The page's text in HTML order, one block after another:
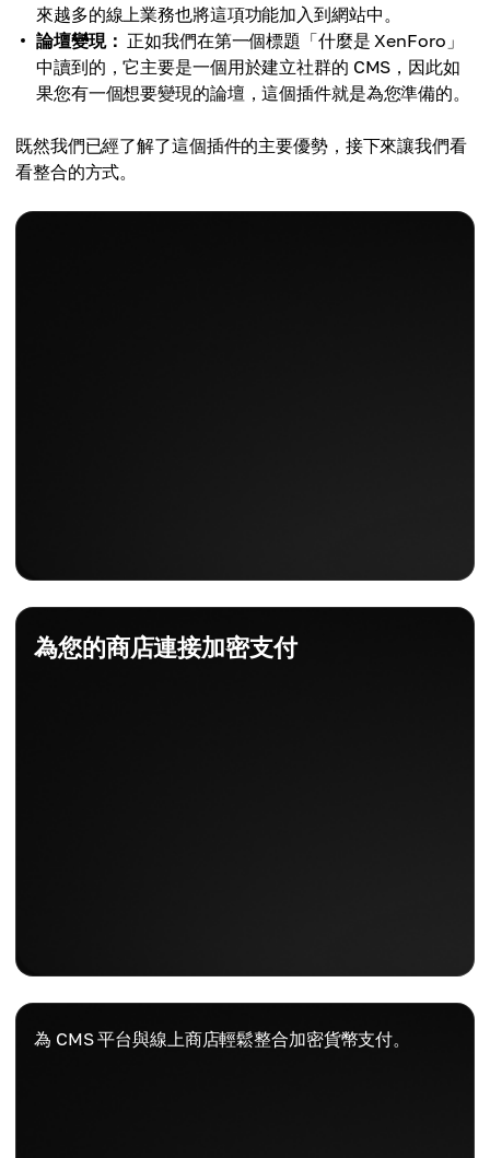
來越多的線上業務也將這項功能加入到網站中。
論壇變現： 正如我們在第一個標題「什麼是 XenForo」
中讀到的，它主要是一個用於建立社群的 CMS，因此如
果您有一個想要變現的論壇，這個插件就是為您準備的。
既然我們已經了解了這個插件的主要優勢，接下來讓我們看
看整合的方式。
為您的商店連接加密支付
為 CMS 平台與線上商店輕鬆整合加密貨幣支付。